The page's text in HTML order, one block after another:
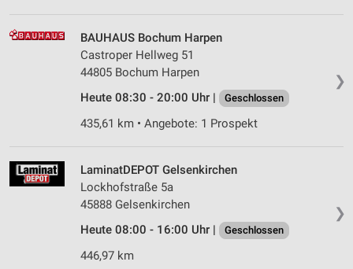
❯
BAUHAUS Bochum Harpen
Castroper Hellweg 51
44805 Bochum Harpen
Heute 08:30 - 20:00 Uhr |
Geschlossen
435,61 km • Angebote: 1 Prospekt
❯
LaminatDEPOT Gelsenkirchen
Lockhofstraße 5a
45888 Gelsenkirchen
Heute 08:00 - 16:00 Uhr |
Geschlossen
446,97 km
Verwendung reduzierter Daten zur Auswahl von
Erstellung von Profilen für personalisierte
Verwendung von Profilen zur Auswahl
Erstellung von Profilen zur Personalisierung
von Inhalten
personalisierter Inhalte
Messung der Werbeleistung